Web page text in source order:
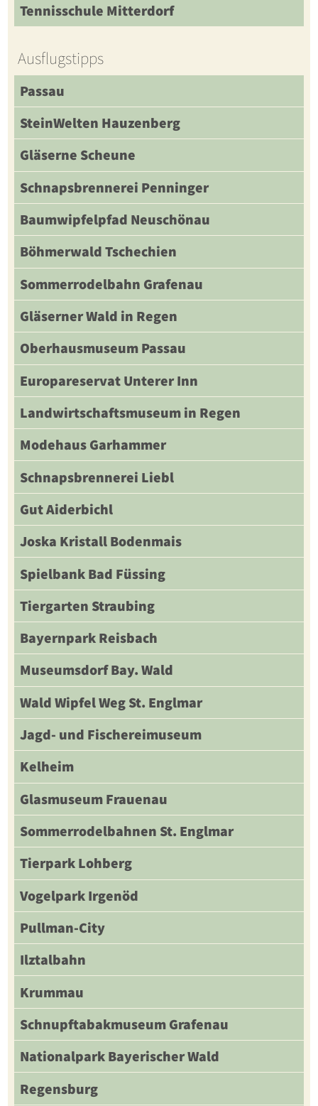
Tennisschule Mitterdorf
Ausflugstipps
Passau
SteinWelten Hauzenberg
Gläserne Scheune
Schnapsbrennerei Penninger
Baumwipfelpfad Neuschönau
Böhmerwald Tschechien
Sommerrodelbahn Grafenau
Gläserner Wald in Regen
Oberhausmuseum Passau
Europareservat Unterer Inn
Landwirtschaftsmuseum in Regen
Modehaus Garhammer
Schnapsbrennerei Liebl
Gut Aiderbichl
Joska Kristall Bodenmais
Spielbank Bad Füssing
Tiergarten Straubing
Bayernpark Reisbach
Museumsdorf Bay. Wald
Wald Wipfel Weg St. Englmar
Jagd- und Fischereimuseum
Kelheim
Glasmuseum Frauenau
Sommerrodelbahnen St. Englmar
Tierpark Lohberg
Vogelpark Irgenöd
Pullman-City
Ilztalbahn
Krummau
Schnupftabakmuseum Grafenau
Nationalpark Bayerischer Wald
Regensburg